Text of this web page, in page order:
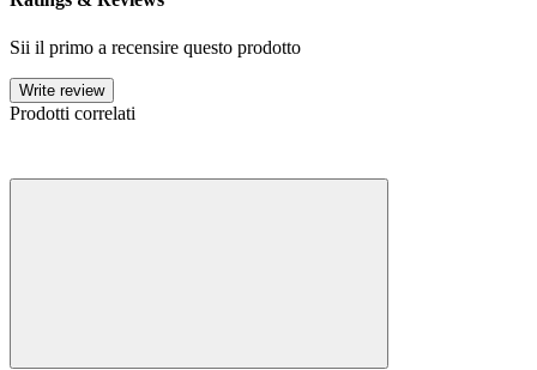
Sii il primo a recensire questo prodotto
Write review
Prodotti correlati